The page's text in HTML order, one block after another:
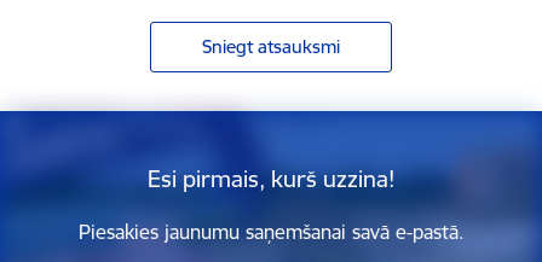
Sniegt atsauksmi
Esi pirmais, kurš uzzina!
Piesakies jaunumu saņemšanai savā e-pastā.